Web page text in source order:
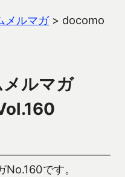
メルマガ> docomo
ルマガ
です。